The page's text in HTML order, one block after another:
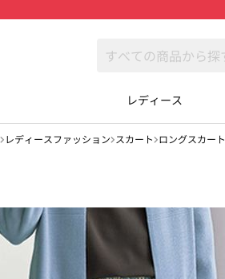
レディース
レディースファッション スカート ロングスカート